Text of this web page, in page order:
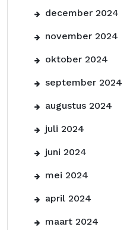
december 2024
november 2024
oktober 2024
september 2024
augustus 2024
juli 2024
juni 2024
mei 2024
april 2024
maart 2024